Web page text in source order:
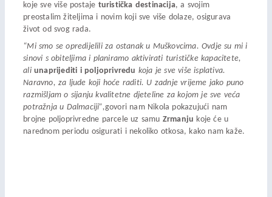
koje sve više postaje turistička destinacija, a svojim
preostalim žiteljima i novim koji sve više dolaze, osigurava
život od svog rada.
“Mi smo se opredijelili za ostanak u Muškovcima. Ovdje su mi i
sinovi s obiteljima i planiramo aktivirati turističke kapacitete,
aliunaprijediti i poljoprivredu koja je sve više isplativa.
Naravno, za ljude koji hoće raditi. U zadnje vrijeme jako puno
razmišljam o sijanju kvalitetne djeteline za kojom je sve veća
potražnja u Dalmaciji”,govori nam Nikola pokazujući nam
brojne poljoprivredne parcele uz samu Zrmanju koje će u
narednom periodu osigurati i nekoliko otkosa, kako nam kaže.